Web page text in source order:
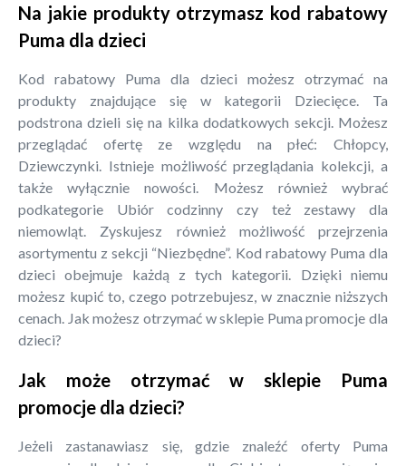
Na jakie produkty otrzymasz kod rabatowy
Puma dla dzieci
Kod rabatowy Puma dla dzieci możesz otrzymać na
produkty znajdujące się w kategorii Dziecięce. Ta
podstrona dzieli się na kilka dodatkowych sekcji. Możesz
przeglądać ofertę ze względu na płeć: Chłopcy,
Dziewczynki. Istnieje możliwość przeglądania kolekcji, a
także wyłącznie nowości. Możesz również wybrać
podkategorie Ubiór codzinny czy też zestawy dla
niemowląt. Zyskujesz również możliwość przejrzenia
asortymentu z sekcji “Niezbędne”. Kod rabatowy Puma dla
dzieci obejmuje każdą z tych kategorii. Dzięki niemu
możesz kupić to, czego potrzebujesz, w znacznie niższych
cenach. Jak możesz otrzymać w sklepie Puma promocje dla
dzieci?
Jak może otrzymać w sklepie Puma
promocje dla dzieci?
Jeżeli zastanawiasz się, gdzie znaleźć oferty Puma